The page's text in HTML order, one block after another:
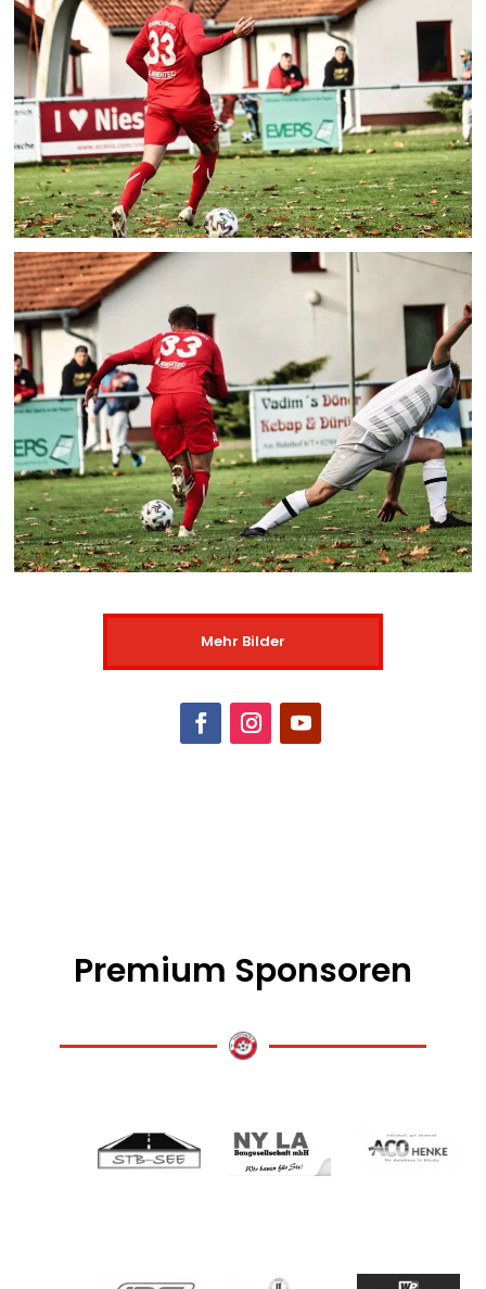
Mehr Bilder
Premium Sponsoren